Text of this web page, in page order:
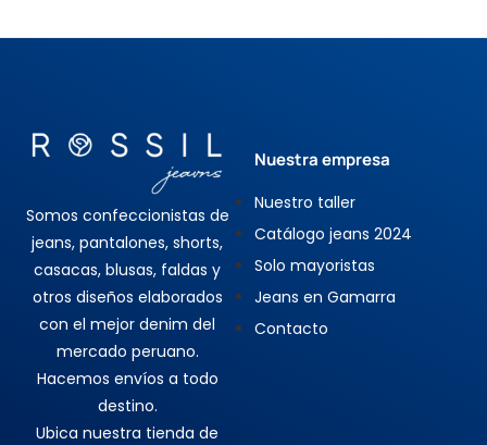
Somos confeccionistas de
jeans, pantalones, shorts,
casacas, blusas, faldas y
otros diseños elaborados
con el mejor denim del
mercado peruano.
Hacemos envíos a todo
destino.
Ubica nuestra tienda de
Nuestra empresa
Nuestro taller
Catálogo jeans 2024
Solo mayoristas
Jeans en Gamarra
Contacto